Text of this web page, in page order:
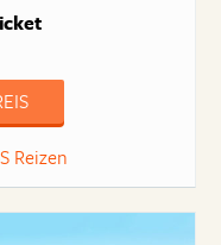
Reizen